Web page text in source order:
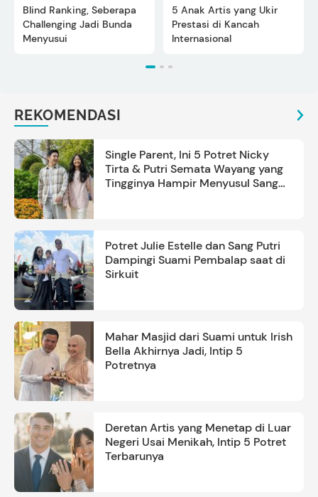
Blind Ranking, Seberapa
Challenging Jadi Bunda
Menyusui
5 Anak Artis yang Ukir
Prestasi di Kancah
Internasional
REKOMENDASI
Single Parent, Ini 5 Potret Nicky
Tirta & Putri Semata Wayang yang
Tingginya Hampir Menyusul Sang
Potret Julie Estelle dan Sang Putri
Dampingi Suami Pembalap saat di
Sirkuit
Mahar Masjid dari Suami untuk Irish
Bella Akhirnya Jadi, Intip 5
Potretnya
Deretan Artis yang Menetap di Luar
Negeri Usai Menikah, Intip 5 Potret
Terbarunya